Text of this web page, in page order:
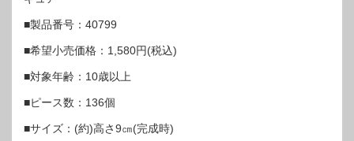
■製品番号：40799
■希望小売価格：1,580円(税込)
■対象年齢：10歳以上
■ピース数：136個
■サイズ：(約)高さ9㎝(完成時)